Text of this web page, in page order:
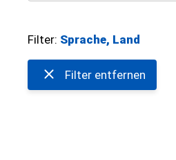
Filter: Sprache, Land
Filter entfernen